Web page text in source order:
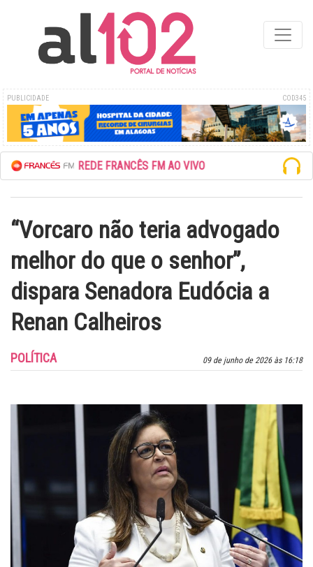
PUBLICIDADE COD345
ESCUTE A REDE FRANCÊS FM AO VIVO
“Vorcaro não teria advogado
melhor do que o senhor”,
dispara Senadora Eudócia a
Renan Calheiros
09 de junho de 2026 às 16:18
POLÍTICA